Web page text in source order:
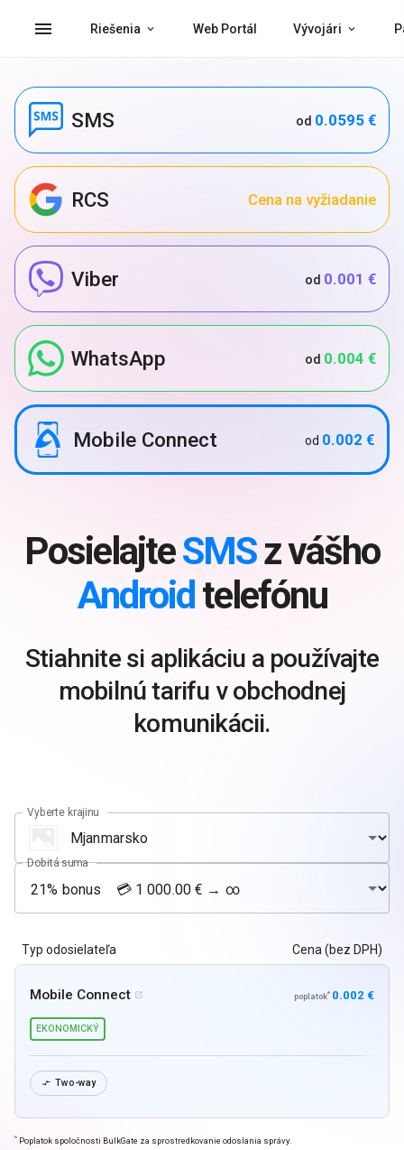
menu Riešenia Web Portál Vývojári
SMS od 0.0595 €
RCS Cena na vyžiadanie
Viber od 0.001 €
WhatsApp od 0.004 €
Mobile Connect od 0.002 €
PosielajteSMSz vášho
Android telefónu
Stiahnite si aplikáciu a používajte
mobilnú tarifu v obchodnej
komunikácii.
Vyberte krajinu
Dobitá suma
Typ odosielateľa Cena (bez DPH)
Mobile Connect  poplatok* 0.002 €
EKONOMICKÝ
 Two-way
* Poplatok spoločnosti BulkGate za sprostredkovanie odoslania správy.